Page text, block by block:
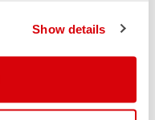
Show details